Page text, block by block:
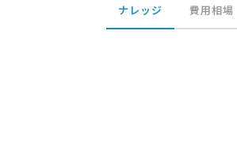
ナレッジ 費用相場